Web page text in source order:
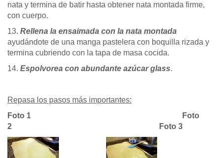
nata y termina de batir hasta obtener nata montada firme,
con cuerpo.
13. Rellena la ensaimada con la nata montada
ayudándote de una manga pastelera con boquilla rizada y
termina cubriendo con la tapa de masa cocida.
14. Espolvorea con abundante azúcar glass.
Repasa los pasos más importantes:
Foto 1
Foto
2
Foto 3